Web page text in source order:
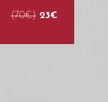
(70€) 23€